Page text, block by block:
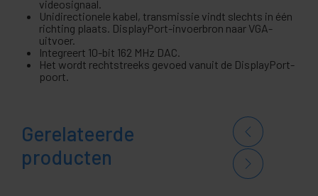
videosignaal.
Unidirectionele kabel, transmissie vindt slechts in één
richting plaats. DisplayPort-invoerbron naar VGA-
uitvoer.
Integreert 10-bit 162 MHz DAC.
Het wordt rechtstreeks gevoed vanuit de DisplayPort-
poort.
Gerelateerde
producten